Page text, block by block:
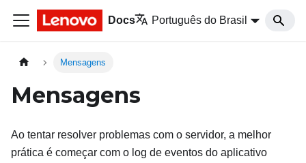
Docs Português do Brasil
Mensagens
Mensagens
Ao tentar resolver problemas com o servidor, a melhor
prática é começar com o log de eventos do aplicativo